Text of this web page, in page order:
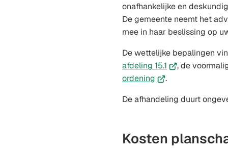
onafhankelijke en
De gemeente neemt het
mee in haar beslissing op
De wettelijke bepalingen
afdeling 15.1 (Verwijst
naar
externe
, de
ordening (Verwijst
een
.
De afhandeling duurt
Kosten